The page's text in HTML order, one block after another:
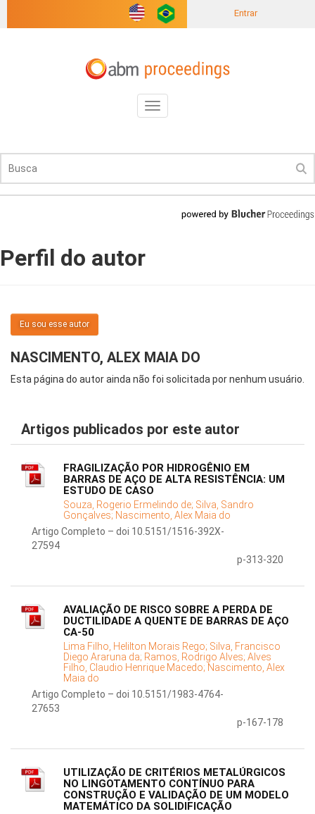
Entrar
Toggle
navigation
Perfil do autor
Eu sou esse autor
NASCIMENTO, ALEX MAIA DO
Esta página do autor ainda não foi solicitada por nenhum usuário.
Artigos publicados por este autor
FRAGILIZAÇÃO POR HIDROGÊNIO EM
BARRAS DE AÇO DE ALTA RESISTÊNCIA: UM
ESTUDO DE CASO
Souza, Rogerio Ermelindo de; Silva, Sandro
Gonçalves; Nascimento, Alex Maia do
Artigo Completo – doi 10.5151/1516-392X-
27594
p-313-320
AVALIAÇÃO DE RISCO SOBRE A PERDA DE
DUCTILIDADE A QUENTE DE BARRAS DE AÇO
CA-50
Lima Filho, Helilton Morais Rego; Silva, Francisco
Diego Araruna da; Ramos, Rodrigo Alves; Alves
Filho, Claudio Henrique Macedo; Nascimento, Alex
Maia do
Artigo Completo – doi 10.5151/1983-4764-
27653
p-167-178
UTILIZAÇÃO DE CRITÉRIOS METALÚRGICOS
NO LINGOTAMENTO CONTÍNUO PARA
CONSTRUÇÃO E VALIDAÇÃO DE UM MODELO
MATEMÁTICO DA SOLIDIFICAÇÃO